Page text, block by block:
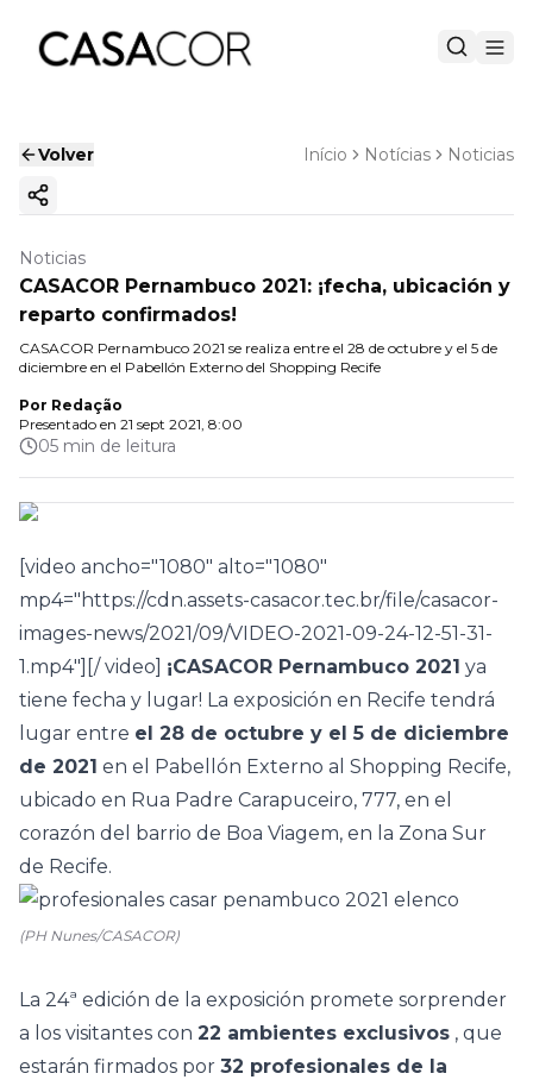
Volver Início Notícias Noticias
Copiar enlace
Noticias
CASACOR Pernambuco 2021: ¡fecha, ubicación y
reparto confirmados!
CASACOR Pernambuco 2021 se realiza entre el 28 de octubre y el 5 de
diciembre en el Pabellón Externo del Shopping Recife
Por Redação
Presentado en 21 sept 2021, 8:00
05 min de leitura
[video ancho="1080" alto="1080"
mp4="https://cdn.assets-casacor.tec.br/file/casacor-
images-news/2021/09/VIDEO-2021-09-24-12-51-31-
1.mp4"][/ video] ¡CASACOR Pernambuco 2021 ya
tiene fecha y lugar! La exposición en Recife tendrá
lugar entre el 28 de octubre y el 5 de diciembre
de 2021 en el Pabellón Externo al Shopping Recife,
ubicado en Rua Padre Carapuceiro, 777, en el
corazón del barrio de Boa Viagem, en la Zona Sur
de Recife.
(PH Nunes/CASACOR)
La 24ª edición de la exposición promete sorprender
a los visitantes con 22 ambientes exclusivos , que
estarán firmados por 32 profesionales de la